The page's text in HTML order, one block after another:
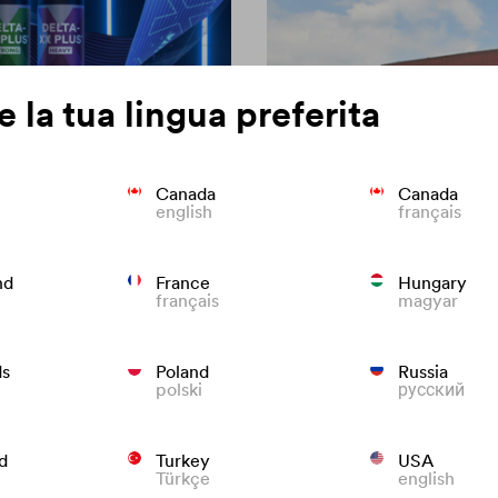
la tua lingua preferita
Canada
english
Canada
français
France
français
Hungary
magyar
Poland
polski
Russia
русский
Turkey
Türkçe
USA
english
da
per tetti che durano!
Consistenza
Sappiamo cosa fare per